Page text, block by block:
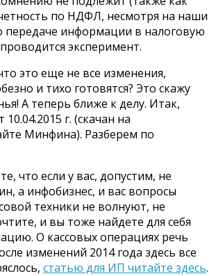
по НДФЛ, несмотря на наши
передаче информации в налоговую
эксперимент.
это еще не все изменения,
и тихо готовятся? Это скажу
А теперь ближе к делу. Итак,
г. (скачан на
Минфина). Разберем по
что если у вас, допустим, не
а инфобизнес, и вас вопросы
техники не волнуют, не
и вы тоже найдете для себя
О кассовых операциях речь
изменений 2014 года здесь все
статью для ИП читайте здесь.